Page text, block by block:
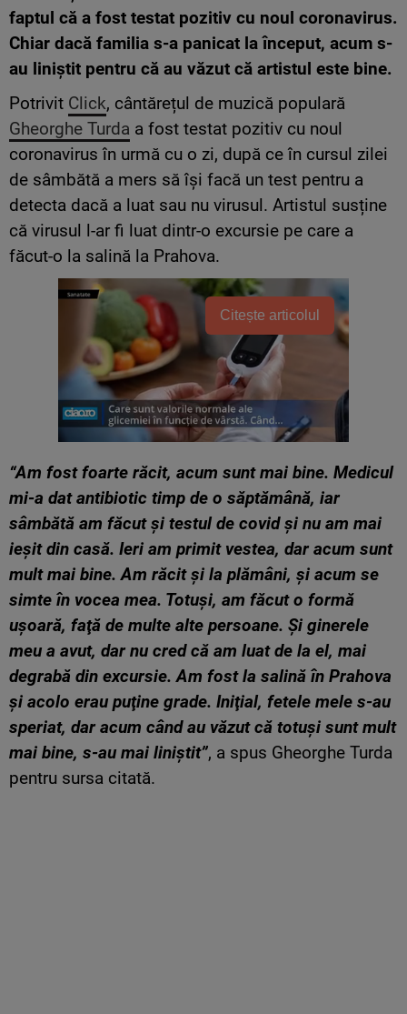
faptul că a fost testat pozitiv cu noul coronavirus.
Chiar dacă familia s-a panicat la început, acum s-
au liniștit pentru că au văzut că artistul este bine.
Potrivit Click, cântărețul de muzică populară
Gheorghe Turda a fost testat pozitiv cu noul
coronavirus în urmă cu o zi, după ce în cursul zilei
de sâmbătă a mers să își facă un test pentru a
detecta dacă a luat sau nu virusul. Artistul susține
că virusul l-ar fi luat dintr-o excursie pe care a
făcut-o la salină la Prahova.
Citește articolul
“Am fost foarte răcit, acum sunt mai bine. Medicul
mi-a dat antibiotic timp de o săptămână, iar
sâmbătă am făcut şi testul de covid şi nu am mai
ieşit din casă. Ieri am primit vestea, dar acum sunt
mult mai bine. Am răcit şi la plămâni, şi acum se
simte în vocea mea. Totuşi, am făcut o formă
uşoară, faţă de multe alte persoane. Şi ginerele
meu a avut, dar nu cred că am luat de la el, mai
degrabă din excursie. Am fost la salină în Prahova
şi acolo erau puţine grade. Iniţial, fetele mele s-au
speriat, dar acum când au văzut că totuşi sunt mult
mai bine, s-au mai liniştit”, a spus Gheorghe Turda
pentru sursa citată.